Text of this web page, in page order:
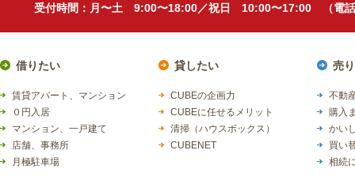
受付時間：月〜土 9:00〜18:00／祝日 10:00〜17:00 （電話
借りたい
賃貸アパート、マンション
０円入居
マンション、一戸建て
店舗、事務所
月極駐車場
貸したい
CUBEの企画力
CUBEに任せるメリット
清掃（ハウスボックス）
CUBENET
売
不動
購入
かい
買い
相続